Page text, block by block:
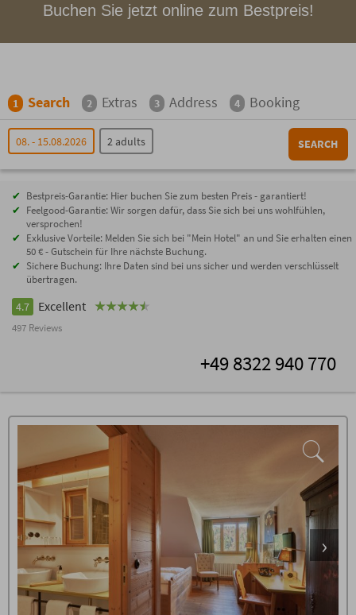
Buchen Sie jetzt online zum Bestpreis!
1 Search 2 Extras 3 Address 4 Booking
08. - 15.08.2026 2 adults SEARCH
Bestpreis-Garantie: Hier buchen Sie zum besten Preis - garantiert!
Feelgood-Garantie: Wir sorgen dafür, dass Sie sich bei uns wohlfühlen,
versprochen!
Exklusive Vorteile: Melden Sie sich bei "Mein Hotel" an und Sie erhalten einen
50 € - Gutschein für Ihre nächste Buchung.
Sichere Buchung: Ihre Daten sind bei uns sicher und werden verschlüsselt
übertragen.
4.7 Excellent
497 Reviews
+49 8322 940 770